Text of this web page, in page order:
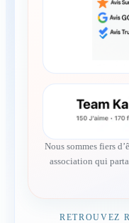
Nous sommes fiers
association qui
RETROUVEZ